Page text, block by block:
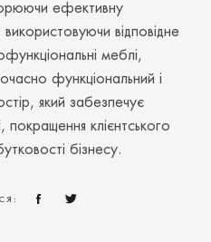
ефективну
використовуючи відповідне
меблі,
функціональний і
який забезпечує
покращення клієнтського
бізнесу.